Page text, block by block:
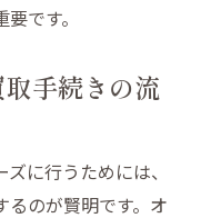
の最新情報
です。
手続きの流
に行うためには、
るのが賢明です。オ